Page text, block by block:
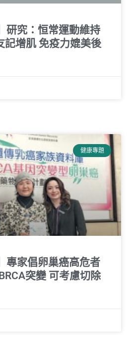
研究：恒常運動維持
記增肌 免疫力媲美後
健康專題
專家倡卵巢癌高危者
突變 可考慮切除